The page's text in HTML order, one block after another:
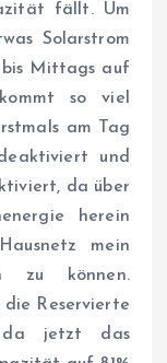
fällt. Um
Solarstrom
Mittags auf
so viel
am Tag
und
da über
herein
mein
zu können.
Reservierte
da jetzt das